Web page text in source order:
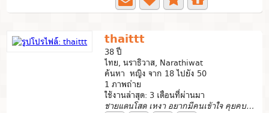
thaittt
38 ปี
ไทย, นราธิวาส, Narathiwat
ค้นหา หญิง จาก 18 ไปยัง 50
1 ภาพถ่าย
ใช้งานล่าสุด: 3 เดือนที่ผ่านมา
ชายแดนโสด เหงา อยากมีคนเข้าใจ คุยคบจริงใจ